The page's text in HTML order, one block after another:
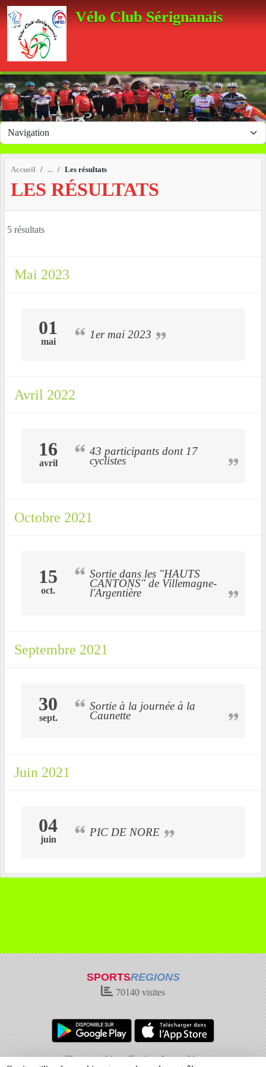
Vélo Club Sérignanais
Accueil Les résultats
LES RÉSULTATS
5 résultats
Mai 2023
01
mai
1er mai 2023
Avril 2022
16
avril
43 participants dont 17
cyclistes
Octobre 2021
15
oct.
Sortie dans les "HAUTS
CANTONS" de Villemagne-
l'Argentière
Septembre 2021
30
sept.
Sortie à la journée à la
Caunette
Juin 2021
04
juin
PIC DE NORE
SPORTSREGIONS
70140 visites
Charte cookies
Gestion des cookies
Panneau de gestion des cookies